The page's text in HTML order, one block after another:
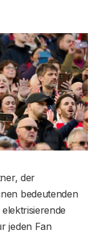
der
bedeutenden
jeden Fan